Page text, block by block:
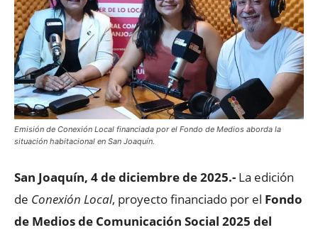
Emisión de Conexión Local financiada por el Fondo de Medios aborda la
situación habitacional en San Joaquín.
San Joaquín, 4 de diciembre de 2025.- La edición
de Conexión Local, proyecto financiado por el Fondo
de Medios de Comunicación Social 2025 del